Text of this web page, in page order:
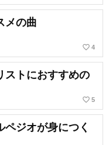
メの曲
favorite_border 4
ストにおすすめの
favorite_border 5
ジオが身につく